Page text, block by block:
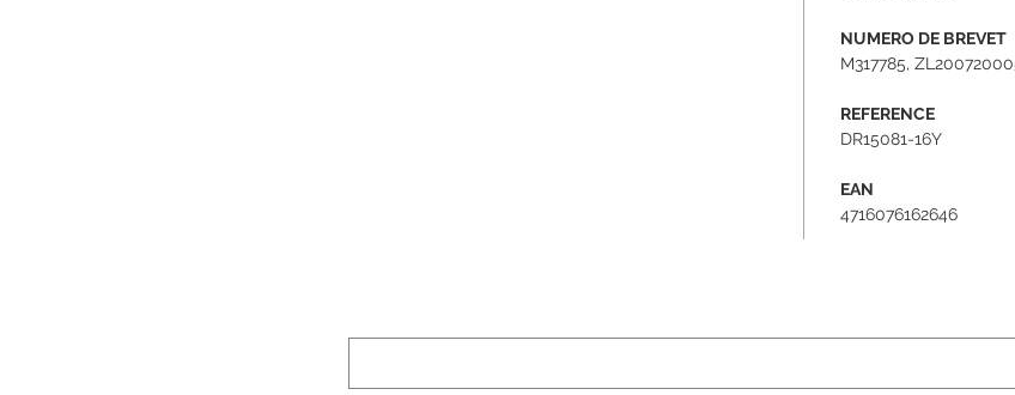
NUMERO DE BREVET
M317785,
REFERENCE
DR15081-16Y
EAN
4716076162646